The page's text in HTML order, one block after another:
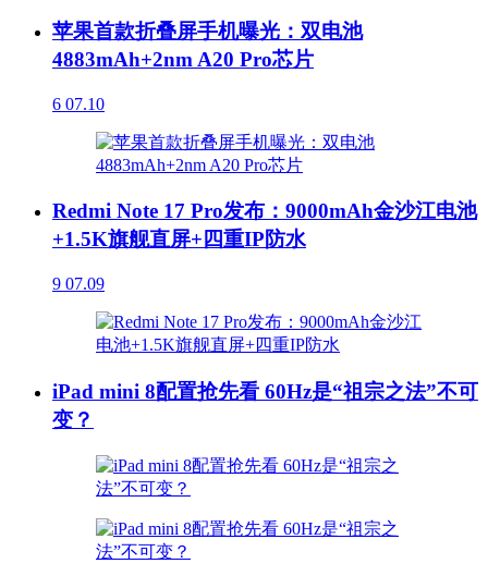
苹果首款折叠屏手机曝光：双电池
4883mAh+2nm A20 Pro芯片
6 07.10
Redmi Note 17 Pro发布：9000mAh金沙江电池
+1.5K旗舰直屏+四重IP防水
9 07.09
iPad mini 8配置抢先看 60Hz是“祖宗之法”不可
变？